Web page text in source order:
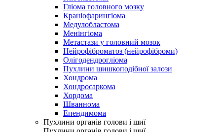
Гліома головного мозку
Краніофарингіома
Медулобластома
Менінгіома
Метастази у головний мозок
Нейрофіброматоз (нейрофіброми)
Олігодендрогліома
Пухлини шишкоподібної залози
Хондрома
Хондросаркома
Хордома
Шваннома
Епендимома
Пухлини органів голови і шиї